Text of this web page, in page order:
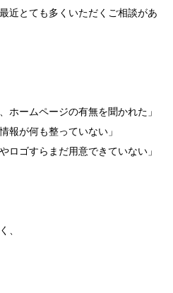
近とても多くいただくご相談があ
ホームページの有無を聞かれた」
報が何も整っていない」
ロゴすらまだ用意できていない」
、